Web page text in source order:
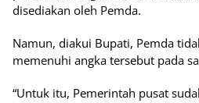
disediakan oleh Pemda.
Namun, diakui Bupati, Pemda
memenuhi angka tersebut pada
“Untuk itu, Pemerintah pusat